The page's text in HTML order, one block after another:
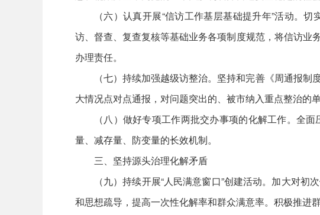
（六）认真开展“信访工作基层基础提升年”活动。
访、督查、复查复核等基础业务各项制度规范，将信访业
办理责任。
（七）持续加强越级访整治。坚持和完善《周通报
大情况点对点通报，对问题突出的、被市纳入重点整治的
（八）做好专项工作两批交办事项的化解工作。全
量、减存量、防变量的长效机制。
三、坚持源头治理化解矛盾
（九）持续开展“人民满意窗口”创建活动。加大对
和思想疏导，提高一次性化解率和群众满意率。积极推进